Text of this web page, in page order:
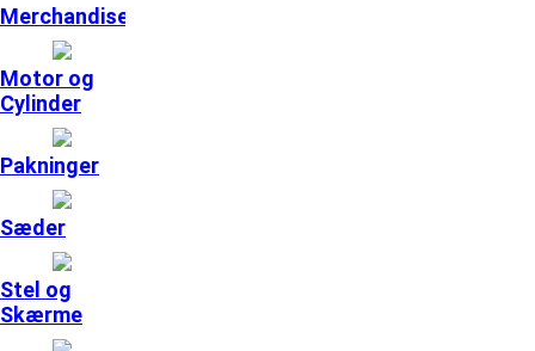
Merchandise
Motor og
Cylinder
Pakninger
Sæder
Stel og
Skærme